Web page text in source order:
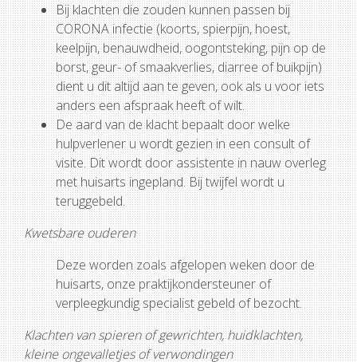
Bij klachten die zouden kunnen passen bij
CORONA infectie (koorts, spierpijn, hoest,
keelpijn, benauwdheid, oogontsteking, pijn op de
borst, geur- of smaakverlies, diarree of buikpijn)
dient u dit altijd aan te geven, ook als u voor iets
anders een afspraak heeft of wilt.
De aard van de klacht bepaalt door welke
hulpverlener u wordt gezien in een consult of
visite. Dit wordt door assistente in nauw overleg
met huisarts ingepland. Bij twijfel wordt u
teruggebeld.
Kwetsbare ouderen
Deze worden zoals afgelopen weken door de
huisarts, onze praktijkondersteuner of
verpleegkundig specialist gebeld of bezocht.
Klachten van spieren of gewrichten, huidklachten,
kleine ongevalletjes of verwondingen